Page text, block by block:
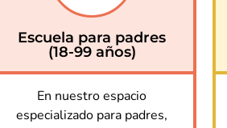
Escuela para padres
(18-99 años)
En nuestro espacio
especializado para padres,